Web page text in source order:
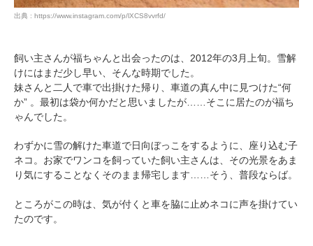
出典 : https://www.instagram.com/p/lXCS8vvrfd/
飼い主さんが福ちゃんと出会ったのは、2012年の3月上旬。雪解
けにはまだ少し早い、そんな時期でした。
妹さんと二人で車で出掛けた帰り、車道の真ん中に見つけた“何
か” 。最初は袋か何かだと思いましたが……そこに居たのが福ち
ゃんでした。
わずかに雪の解けた車道で日向ぼっこをするように、座り込む子
ネコ。お家でワンコを飼っていた飼い主さんは、その光景をあま
り気にすることなくそのまま帰宅します……そう、普段ならば。
ところがこの時は、気が付くと車を脇に止めネコに声を掛けてい
たのです。